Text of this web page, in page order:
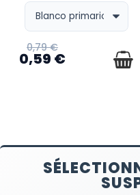
0,79 €
0,59 €